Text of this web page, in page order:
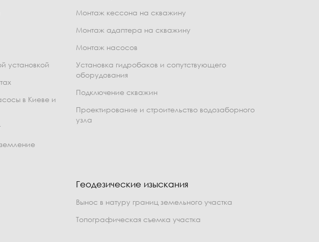
установкой
в Киеве и
Монтаж кессона на скважину
Монтаж адаптера на скважину
Монтаж насосов
Установка гидробаков и сопутствующего
оборудования
Подключение скважин
Проектирование и строительство водозаборного
узла
Геодезические изыскания
Вынос в натуру границ земельного участка
Топографическая съемка участка